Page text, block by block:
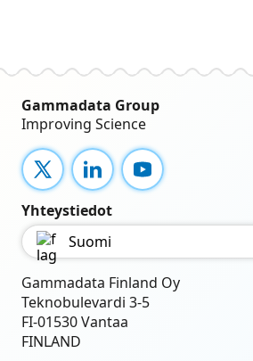
Gammadata Group
Improving Science
X LinkedInYouTube
Yhteystiedot
Suomi
Gammadata Finland Oy
Teknobulevardi 3-5
FI-01530 Vantaa
FINLAND